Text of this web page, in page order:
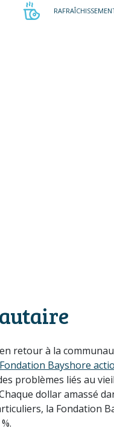
retour à la
Fondation Bayshore
problèmes liés au
dollar amassé
la Fondation